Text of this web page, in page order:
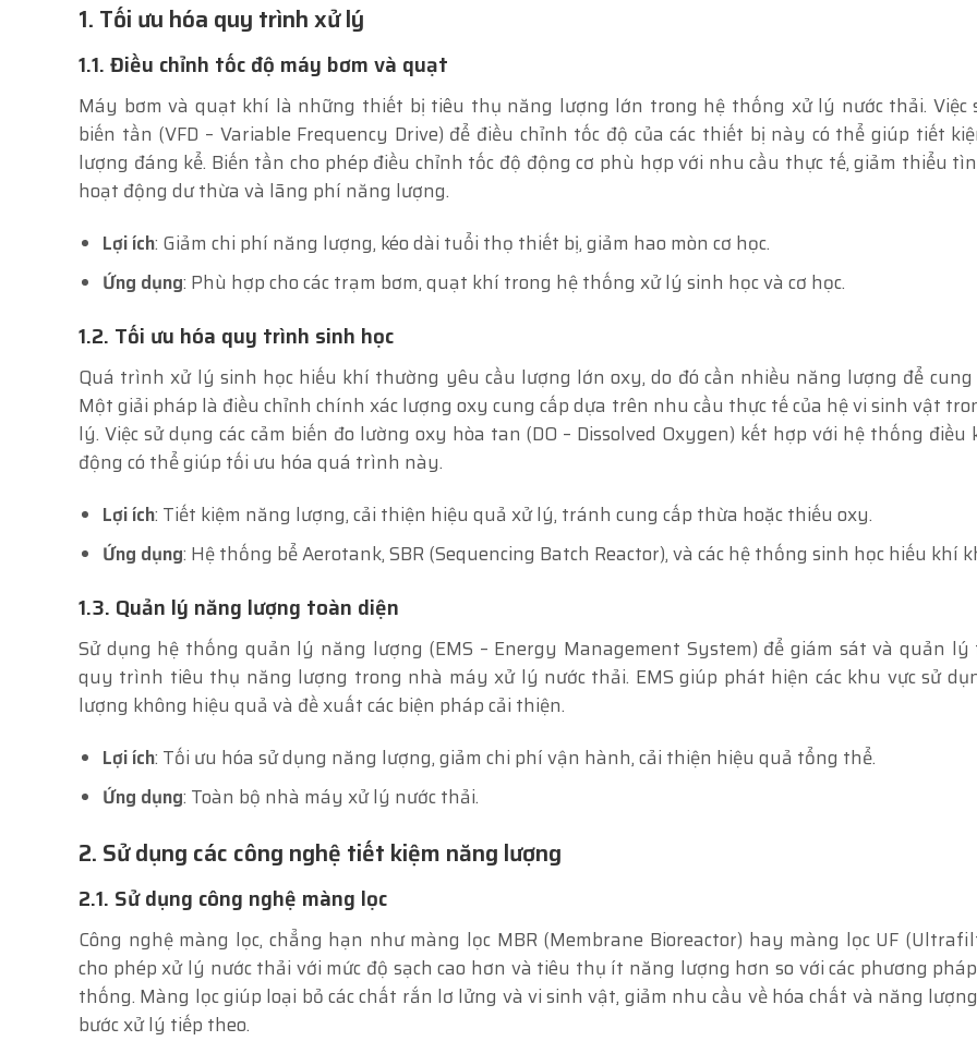
1. Tối ưu hóa quy trình xử lý
1.1. Điều chỉnh tốc độ máy bơm và quạt
Máy bơm và quạt khí là những thiết bị tiêu thụ năng lượng lớn trong hệ thống xử lý nước thải. Việc
biến tần (VFD – Variable Frequency Drive) để điều chỉnh tốc độ của các thiết bị này có thể giúp tiết
lượng đáng kể. Biến tần cho phép điều chỉnh tốc độ động cơ phù hợp với nhu cầu thực tế, giảm thiểu
hoạt động dư thừa và lãng phí năng lượng.
Lợi ích: Giảm chi phí năng lượng, kéo dài tuổi thọ thiết bị, giảm hao mòn cơ học.
Ứng dụng: Phù hợp cho các trạm bơm, quạt khí trong hệ thống xử lý sinh học và cơ học.
1.2. Tối ưu hóa quy trình sinh học
Quá trình xử lý sinh học hiếu khí thường yêu cầu lượng lớn oxy, do đó cần nhiều năng lượng để cung
Một giải pháp là điều chỉnh chính xác lượng oxy cung cấp dựa trên nhu cầu thực tế của hệ vi sinh vật
lý. Việc sử dụng các cảm biến đo lường oxy hòa tan (DO – Dissolved Oxygen) kết hợp với hệ thống điều
động có thể giúp tối ưu hóa quá trình này.
Lợi ích: Tiết kiệm năng lượng, cải thiện hiệu quả xử lý, tránh cung cấp thừa hoặc thiếu oxy.
Ứng dụng: Hệ thống bể Aerotank, SBR (Sequencing Batch Reactor), và các hệ thống sinh học hiếu khí
1.3. Quản lý năng lượng toàn diện
Sử dụng hệ thống quản lý năng lượng (EMS – Energy Management System) để giám sát và quản lý
quy trình tiêu thụ năng lượng trong nhà máy xử lý nước thải. EMS giúp phát hiện các khu vực sử
lượng không hiệu quả và đề xuất các biện pháp cải thiện.
Lợi ích: Tối ưu hóa sử dụng năng lượng, giảm chi phí vận hành, cải thiện hiệu quả tổng thể.
Ứng dụng: Toàn bộ nhà máy xử lý nước thải.
2. Sử dụng các công nghệ tiết kiệm năng lượng
2.1. Sử dụng công nghệ màng lọc
Công nghệ màng lọc, chẳng hạn như màng lọc MBR (Membrane Bioreactor) hay màng lọc UF
cho phép xử lý nước thải với mức độ sạch cao hơn và tiêu thụ ít năng lượng hơn so với các phương
thống. Màng lọc giúp loại bỏ các chất rắn lơ lửng và vi sinh vật, giảm nhu cầu về hóa chất và năng
bước xử lý tiếp theo.